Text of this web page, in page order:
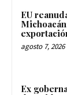
EU
agosto 7, 2026
Ex